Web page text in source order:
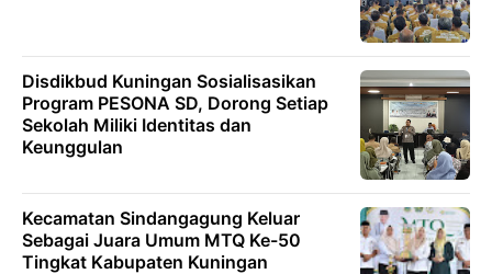
Disdikbud Kuningan Sosialisasikan
Program PESONA SD, Dorong Setiap
Sekolah Miliki Identitas dan
Keunggulan
Kecamatan Sindangagung Keluar
Sebagai Juara Umum MTQ Ke-50
Tingkat Kabupaten Kuningan